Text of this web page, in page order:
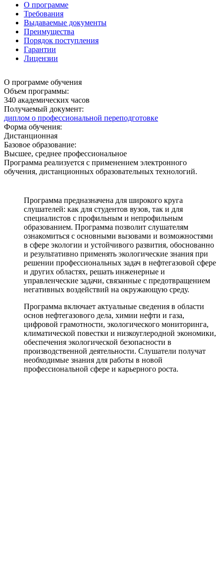
О программе
Требования
Выдаваемые документы
Преимущества
Порядок поступления
Гарантии
Лицензии
О программе обучения
Объем программы:
340 академических часов
Получаемый документ:
диплом о профессиональной переподготовке
Форма обучения:
Дистанционная
Базовое образование:
Высшее, среднее профессиональное
Программа реализуется с применением электронного
обучения, дистанционных образовательных технологий.
Программа предназначена для широкого круга
слушателей: как для студентов вузов, так и для
специалистов с профильным и непрофильным
образованием. Программа позволит слушателям
ознакомиться с основными вызовами и возможностями
в сфере экологии и устойчивого развития, обоснованно
и результативно применять экологические знания при
решении профессиональных задач в нефтегазовой сфере
и других областях, решать инженерные и
управленческие задачи, связанные с предотвращением
негативных воздействий на окружающую среду.
Программа включает актуальные сведения в области
основ нефтегазового дела, химии нефти и газа,
цифровой грамотности, экологического мониторинга,
климатической повестки и низкоуглеродной экономики,
обеспечения экологической безопасности в
производственной деятельности. Слушатели получат
необходимые знания для работы в новой
профессиональной сфере и карьерного роста.